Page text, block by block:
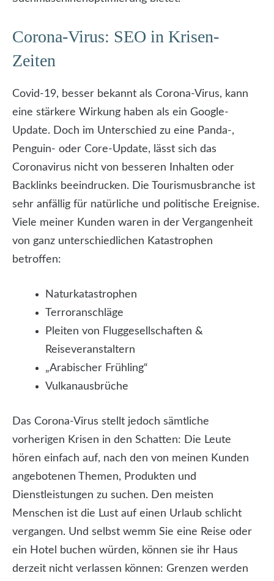
Corona-Virus: SEO in Krisen-
Zeiten
Covid-19, besser bekannt als Corona-Virus, kann
eine stärkere Wirkung haben als ein Google-
Update. Doch im Unterschied zu eine Panda-,
Penguin- oder Core-Update, lässt sich das
Coronavirus nicht von besseren Inhalten oder
Backlinks beeindrucken. Die Tourismusbranche ist
sehr anfällig für natürliche und politische Ereignise.
Viele meiner Kunden waren in der Vergangenheit
von ganz unterschiedlichen Katastrophen
betroffen:
Naturkatastrophen
Terroranschläge
Pleiten von Fluggesellschaften &
Reiseveranstaltern
„Arabischer Frühling“
Vulkanausbrüche
Das Corona-Virus stellt jedoch sämtliche
vorherigen Krisen in den Schatten: Die Leute
hören einfach auf, nach den von meinen Kunden
angebotenen Themen, Produkten und
Dienstleistungen zu suchen. Den meisten
Menschen ist die Lust auf einen Urlaub schlicht
vergangen. Und selbst wemm Sie eine Reise oder
ein Hotel buchen würden, können sie ihr Haus
derzeit nicht verlassen können: Grenzen werden